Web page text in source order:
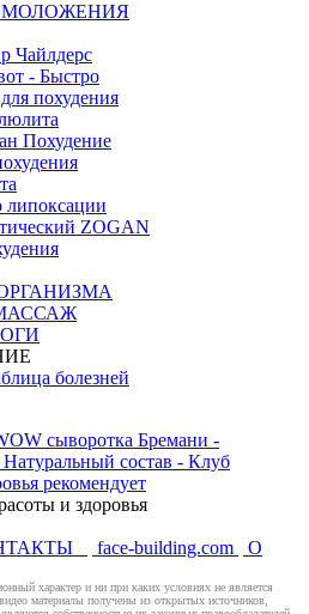
Чайлдерс
- Быстро
похудения
Похудение
липоксации
ZOGAN
болезней
и здоровья
face-building.com
О
характер и ни при каких условиях не является
материалы получены из открытых источников,